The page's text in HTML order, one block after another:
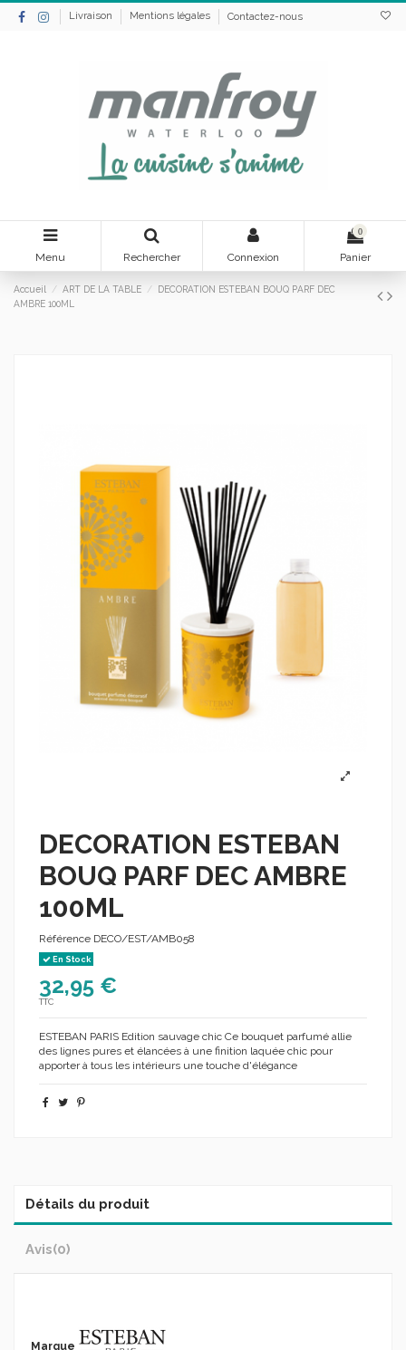
Livraison Mentions légales Contactez-nous
Menu Rechercher Connexion
0
Panier
Accueil ART DE LA TABLE
DECORATION ESTEBAN BOUQ PARF DEC
AMBRE 100ML
DECORATION ESTEBAN
BOUQ PARF DEC AMBRE
100ML
Référence DECO/EST/AMB058
En Stock
32,95 €
TTC
ESTEBAN PARIS Edition sauvage chic Ce bouquet parfumé allie
des lignes pures et élancées à une finition laquée chic pour
apporter à tous les intérieurs une touche d'élégance
Détails du produit
Avis(0)
Marque